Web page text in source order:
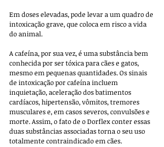
Em doses elevadas, pode levar a um quadro de
intoxicação grave, que coloca em risco a vida
do animal.
A cafeína, por sua vez, é uma substância bem
conhecida por ser tóxica para cães e gatos,
mesmo em pequenas quantidades. Os sinais
de intoxicação por cafeína incluem
inquietação, aceleração dos batimentos
cardíacos, hipertensão, vômitos, tremores
musculares e, em casos severos, convulsões e
morte. Assim, o fato de o Dorflex conter essas
duas substâncias associadas torna o seu uso
totalmente contraindicado em cães.